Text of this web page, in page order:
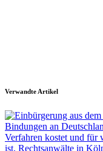
Verwandte Artikel